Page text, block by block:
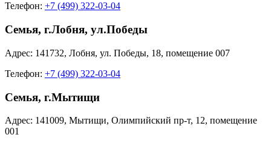
Телефон: +7 (499) 322-03-04
Семья, г.Лобня, ул.Победы
Адрес: 141732, Лобня, ул. Победы, 18, помещение 007
Телефон: +7 (499) 322-03-04
Семья, г.Мытищи
Адрес: 141009, Мытищи, Олимпийский пр-т, 12, помещение
001